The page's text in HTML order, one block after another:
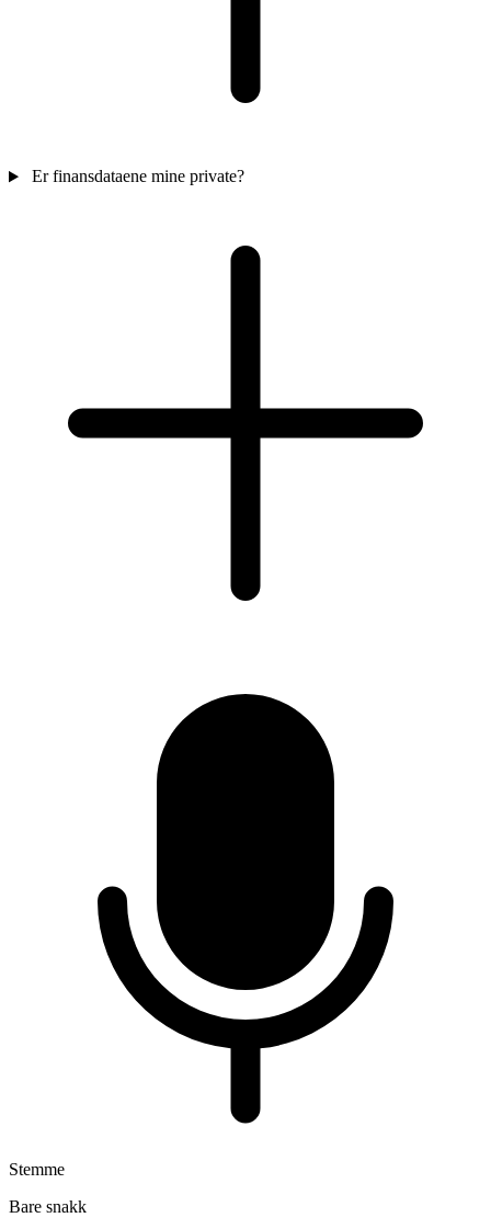
Er finansdataene mine private?
Stemme
Bare snakk